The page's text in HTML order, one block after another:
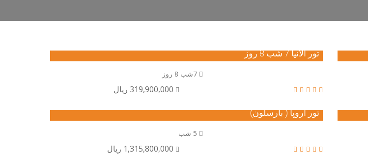
تور آلانیا 7 شب 8 روز
319,900,000 ریال
تور اروپا ( بارسلون)
1,315,800,000 ریال